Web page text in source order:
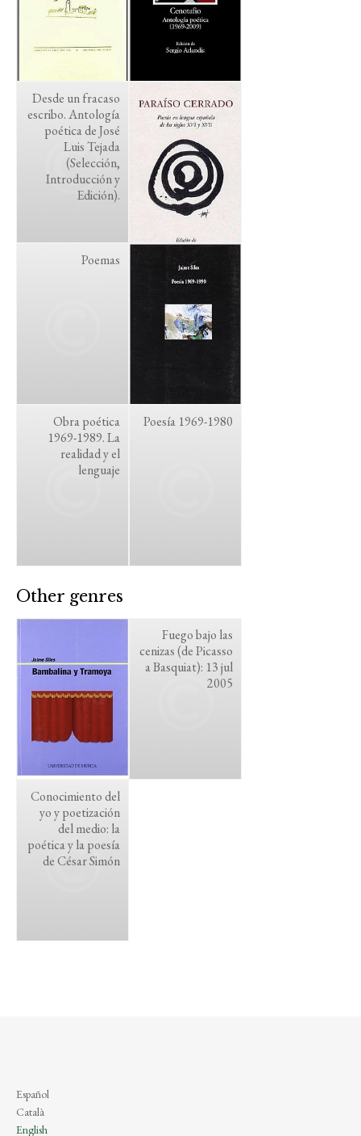
Desde un fracaso
escribo. Antología
poética de José
Luis Tejada
(Selección,
Introducción y
Edición).
Poemas
Obra poética
1969-1989. La
realidad y el
lenguaje
Poesía 1969-1980
Other genres
Fuego bajo las
cenizas (de Picasso
a Basquiat): 13 jul
2005
Conocimiento del
yo y poetización
del medio: la
poética y la poesía
de César Simón
Español
Català
English